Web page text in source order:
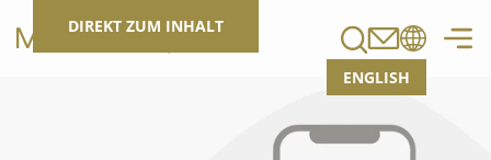
DIREKT ZUM INHALT
ENGLISH